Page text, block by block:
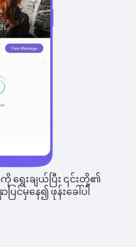
ေးချယ်ပြီး ၎င်းတို့၏
င်မှနေ၍ ဖုန်းခေါ်ပါ